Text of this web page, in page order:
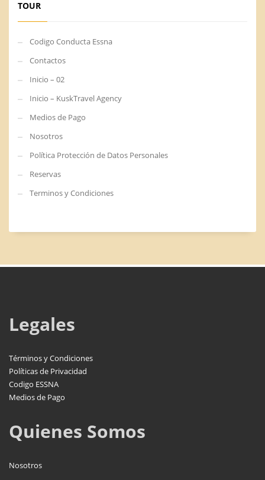
TOUR
Codigo Conducta Essna
Contactos
Inicio – 02
Inicio – KuskTravel Agency
Medios de Pago
Nosotros
Política Protección de Datos Personales
Reservas
Terminos y Condiciones
Legales
Términos y Condiciones
Políticas de Privacidad
Codigo ESSNA
Medios de Pago
Quienes Somos
Nosotros